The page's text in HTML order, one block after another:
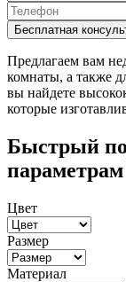
Предлагаем вам
комнаты, а также
вы найдете
которые
Быстрый
параметрам
Цвет
Размер
Материал